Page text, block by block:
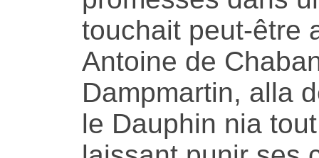
touchait peut-être
Antoine de
Dampmartin, alla
le Dauphin nia